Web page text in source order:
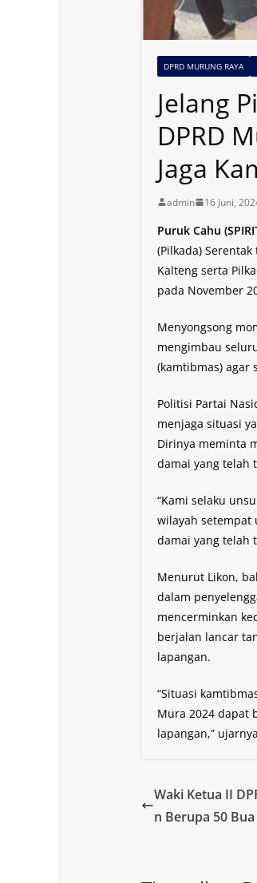
DPRD MURUNG RAYA
Jelang
DPRD
Jaga
admin 16 Juni,
Puruk Cahu
(Pilkada)
Kalteng serta
pada November
Menyongsong
mengimbau
(kamtibmas) agar
Politisi Partai
menjaga situasi
Dirinya meminta
damai yang telah
“Kami selaku
wilayah setempat
damai yang telah
Menurut Likon,
dalam
mencerminkan
berjalan lancar
lapangan.
“Situasi
Mura 2024 dapat
lapangan,”
Waki Ketua II
n Berupa 50